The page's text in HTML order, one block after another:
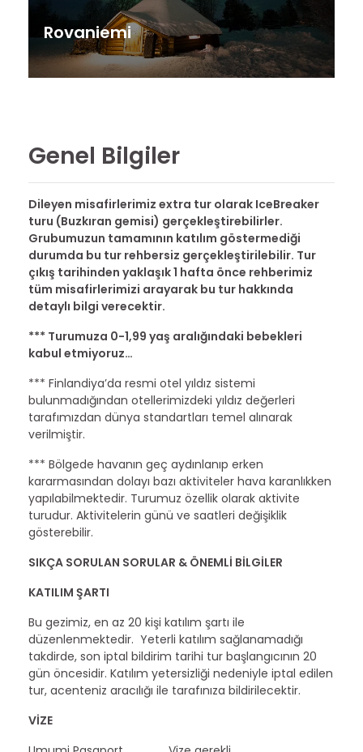
Rovaniemi
Genel Bilgiler
Dileyen misafirlerimiz extra tur olarak IceBreaker
turu (Buzkıran gemisi) gerçekleştirebilirler.
Grubumuzun tamamının katılım göstermediği
durumda bu tur rehbersiz gerçekleştirilebilir. Tur
çıkış tarihinden yaklaşık 1 hafta önce rehberimiz
tüm misafirlerimizi arayarak bu tur hakkında
detaylı bilgi verecektir.
*** Turumuza 0-1,99 yaş aralığındaki bebekleri
kabul etmiyoruz…
*** Finlandiya’da resmi otel yıldız sistemi
bulunmadığından otellerimizdeki yıldız değerleri
tarafımızdan dünya standartları temel alınarak
verilmiştir.
*** Bölgede havanın geç aydınlanıp erken
kararmasından dolayı bazı aktiviteler hava karanlıkken
yapılabilmektedir. Turumuz özellik olarak aktivite
turudur. Aktivitelerin günü ve saatleri değişiklik
gösterebilir.
SIKÇA SORULAN SORULAR & ÖNEMLİ BİLGİLER
KATILIM ŞARTI
Bu gezimiz, en az 20 kişi katılım şartı ile
düzenlenmektedir. Yeterli katılım sağlanamadığı
takdirde, son iptal bildirim tarihi tur başlangıcının 20
gün öncesidir. Katılım yetersizliği nedeniyle iptal edilen
tur, acenteniz aracılığı ile tarafınıza bildirilecektir.
VİZE